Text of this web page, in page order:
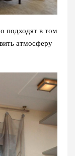
подходят в том
атмосферу